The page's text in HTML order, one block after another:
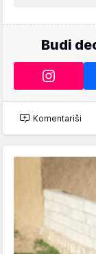
Budi
Komentariši